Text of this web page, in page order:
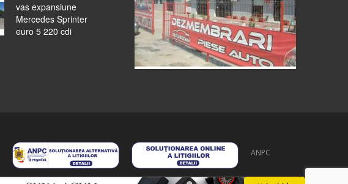
vas expansiune
Mercedes Sprinter
euro 5 220 cdi
ANPC